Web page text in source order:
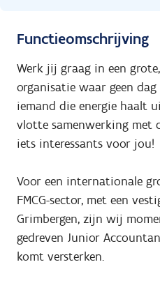
Functieomschrijving
Werk jij graag in een
organisatie waar geen
iemand die energie haalt
vlotte samenwerking met
iets interessants voor jou!
Voor een internationale
FMCG-sector, met een
Grimbergen, zijn wij
gedreven Junior
komt versterken.